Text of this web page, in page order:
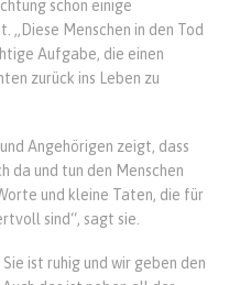
schon einige
Menschen in den Tod
Aufgabe, die einen
zurück ins Leben zu
Angehörigen zeigt, dass
da und tun den Menschen
und kleine Taten, die für
sind“, sagt sie.
ist ruhig und wir geben den